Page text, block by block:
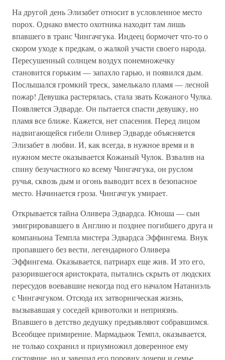
На другой день Элизабет относит в условленное место
порох. Однако вместо охотника находит там лишь
впавшего в транс Чингачгука. Индеец бормочет что-то о
скором уходе к предкам, о жалкой участи своего народа.
Пересушенный солнцем воздух понемножечку
становится горьким — запахло гарью, и появился дым.
Послышался громкий треск, замелькало пламя — лесной
пожар! Девушка растерялась, стала звать Кожаного Чулка.
Появляется Эдварде. Он пытается спасти девушку, но
пламя все ближе. Кажется, нет спасения. Перед лицом
надвигающейся гибели Оливер Эдварде объясняется
Элизабет в любви. И, как всегда, в нужное время и в
нужном месте оказывается Кожаный Чулок. Взвалив на
спину безучастного ко всему Чингачгука, он руслом
ручья, сквозь дым и огонь выводит всех в безопасное
место. Начинается гроза. Чингачгук умирает.
Открывается тайна Оливера Эдвардса. Юноша — сын
эмигрировавшего в Англию и позднее погибшего друга и
компаньона Темпла мистера Эдвардса Эффингема. Внук
пропавшего без вести, легендарного Оливера
Эффингема. Оказывается, патриарх еще жив. И это его,
разорившегося аристократа, пытались скрыть от людских
пересудов воевавшие некогда под его началом Натаниэль
с Чингачгуком. Отсюда их затворническая жизнь,
вызывавшая у соседей кривотолки и неприязнь.
Впавшего в детство дедушку предъявляют собравшимся.
Всеобщее примирение. Мармадьюк Темпл, оказывается,
не только сохранил и приумножил доверенное ему
состояние, но и завещал его поровну дочери и семье